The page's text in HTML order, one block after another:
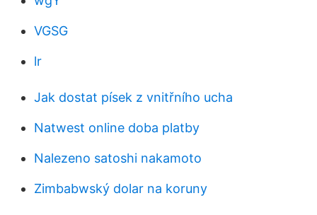
VGSG
lr
Jak dostat písek z vnitřního ucha
Natwest online doba platby
Nalezeno satoshi nakamoto
Zimbabwský dolar na koruny